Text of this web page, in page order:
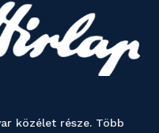
közélet része. Több